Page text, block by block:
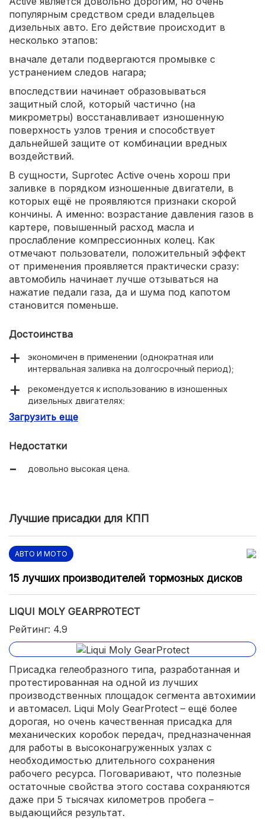
популярным средством среди владельцев
дизельных авто. Его действие происходит в
несколько этапов:
вначале детали подвергаются промывке с
устранением следов нагара;
впоследствии начинает образовываться
защитный слой, который частично (на
микрометры) восстанавливает изношенную
поверхность узлов трения и способствует
дальнейшей защите от комбинации вредных
воздействий.
В сущности, Suprotec Active очень хорош при
заливке в порядком изношенные двигатели, в
которых ещё не проявляются признаки скорой
кончины. А именно: возрастание давления газов в
картере, повышенный расход масла и
прослабление компрессионных колец. Как
отмечают пользователи, положительный эффект
от применения проявляется практически сразу:
автомобиль начинает лучше отзываться на
нажатие педали газа, да и шума под капотом
становится поменьше.
Достоинства
экономичен в применении (однократная или
интервальная заливка на долгосрочный период);
рекомендуется к использованию в изношенных
дизельных двигателях;
два этапа действия: очистка и образование
размера на доли микрометра.
Загрузить еще
Недостатки
довольно высокая цена.
Лучшие присадки для КПП
АВТО И МОТО
15 лучших производителей тормозных дисков
LIQUI MOLY GEARPROTECT
Рейтинг: 4.9
Присадка гелеобразного типа, разработанная и
протестированная на одной из лучших
производственных площадок сегмента автохимии
и автомасел. Liqui Moly GearProtect – ещё более
дорогая, но очень качественная присадка для
механических коробок передач, предназначенная
для работы в высоконагруженных узлах с
необходимостью длительного сохранения
рабочего ресурса. Поговаривают, что полезные
остаточные свойства этого состава сохраняются
даже при 5 тысячах километров пробега –
выдающийся результат.